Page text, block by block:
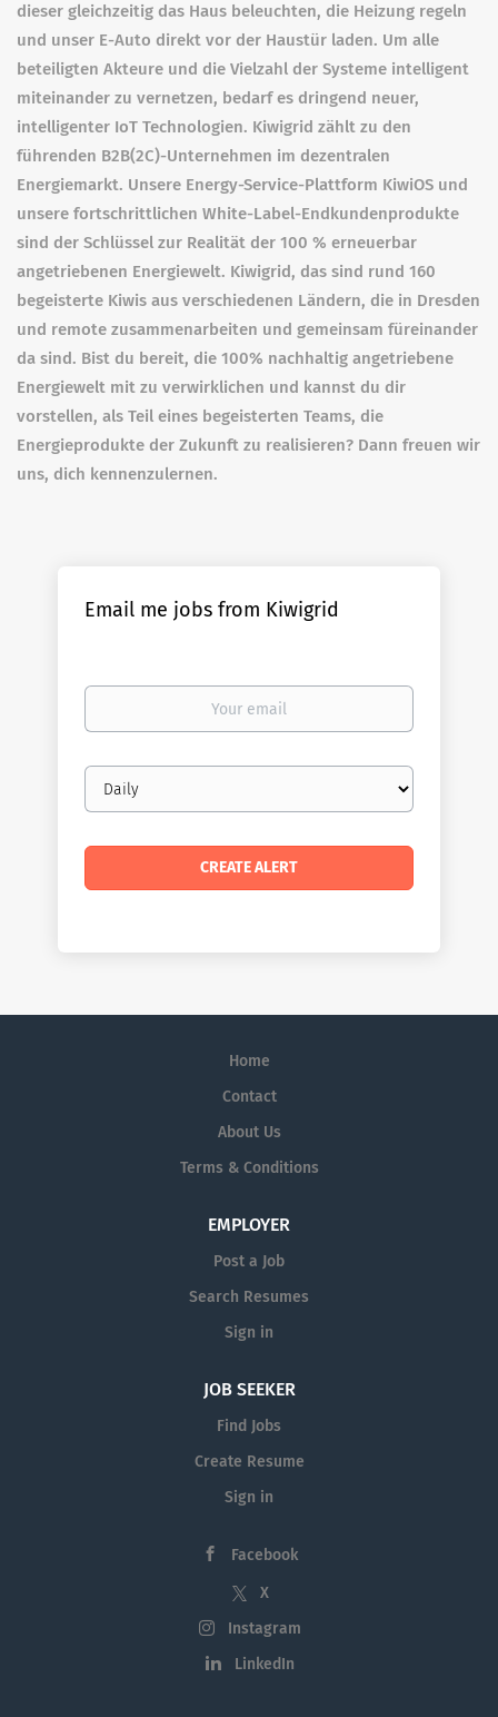
dieser gleichzeitig das Haus beleuchten, die Heizung regeln
und unser E-Auto direkt vor der Haustür laden. Um alle
beteiligten Akteure und die Vielzahl der Systeme intelligent
miteinander zu vernetzen, bedarf es dringend neuer,
intelligenter IoT Technologien. Kiwigrid zählt zu den
führenden B2B(2C)-Unternehmen im dezentralen
Energiemarkt. Unsere Energy-Service-Plattform KiwiOS und
unsere fortschrittlichen White-Label-Endkundenprodukte
sind der Schlüssel zur Realität der 100 % erneuerbar
angetriebenen Energiewelt. Kiwigrid, das sind rund 160
begeisterte Kiwis aus verschiedenen Ländern, die in Dresden
und remote zusammenarbeiten und gemeinsam füreinander
da sind. Bist du bereit, die 100% nachhaltig angetriebene
Energiewelt mit zu verwirklichen und kannst du dir
vorstellen, als Teil eines begeisterten Teams, die
Energieprodukte der Zukunft zu realisieren? Dann freuen wir
uns, dich kennenzulernen.
Email me jobs from Kiwigrid
Your
Email
frequency
Home
Contact
About Us
Terms & Conditions
EMPLOYER
Post a Job
Search Resumes
Sign in
JOB SEEKER
Find Jobs
Create Resume
Sign in
Facebook
X
Instagram
LinkedIn